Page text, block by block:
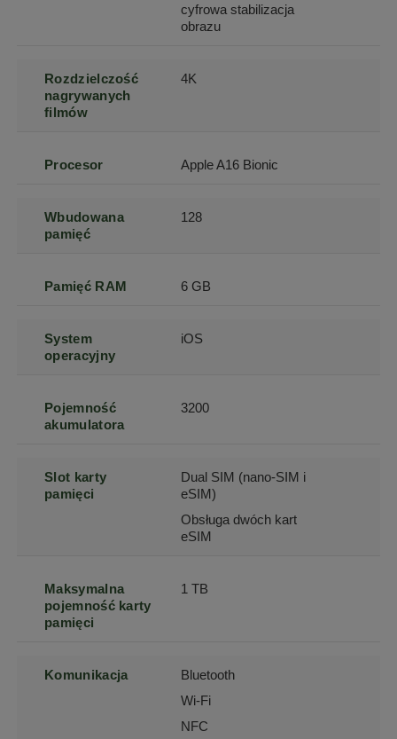
cyfrowa stabilizacja
obrazu
Rozdzielczość
nagrywanych
filmów
4K
Procesor Apple A16 Bionic
Wbudowana
pamięć
128
Pamięć RAM 6 GB
System
operacyjny
iOS
Pojemność
akumulatora
3200
Slot karty
pamięci
Dual SIM (nano-SIM i
eSIM)
Obsługa dwóch kart
eSIM
Maksymalna
pojemność karty
pamięci
1 TB
Komunikacja
Bluetooth
Wi-Fi
NFC